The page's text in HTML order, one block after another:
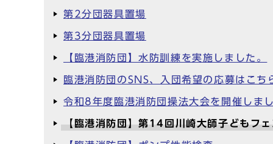
第2分団器具置場
第3分団器具置場
【臨港消防団】水防訓練を実施しました。
臨港消防団のSNS、入団希望の応募はこち
令和8年度臨港消防団操法大会を開催しま
【臨港消防団】第14回川崎大師子どもフ